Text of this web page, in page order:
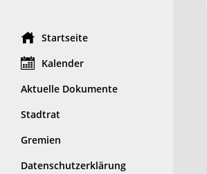
Startseite
Kalender
Aktuelle Dokumente
Stadtrat
Gremien
Datenschutzerklärung